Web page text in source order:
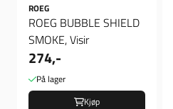
ROEG
ROEG BUBBLE SHIELD
SMOKE, Visir
274,-
På lager
Kjøp